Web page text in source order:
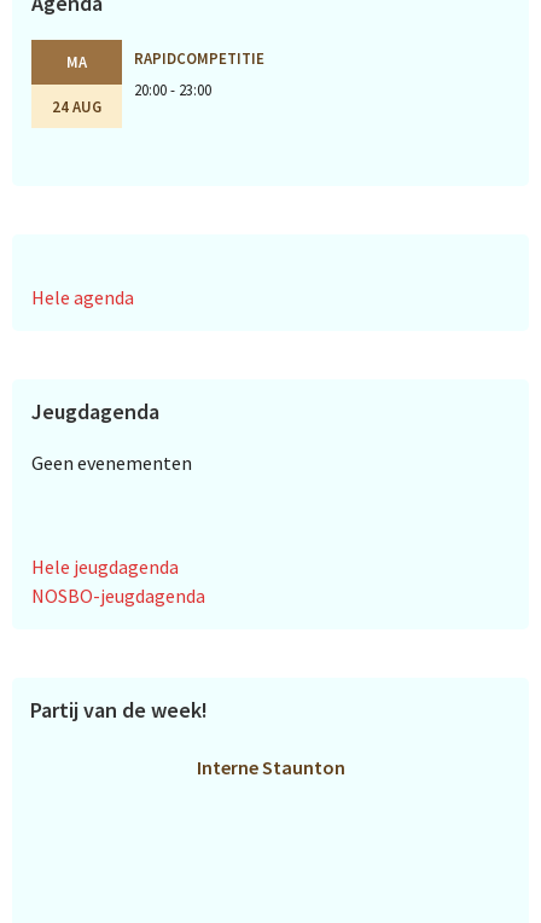
MA
24 AUG
RAPIDCOMPETITIE
20:00 - 23:00
Hele agenda
Jeugdagenda
Geen evenementen
Hele jeugdagenda
NOSBO-jeugdagenda
Partij van de week!
Interne Staunton